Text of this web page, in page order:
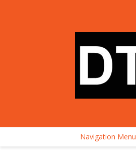
Navigation Menu